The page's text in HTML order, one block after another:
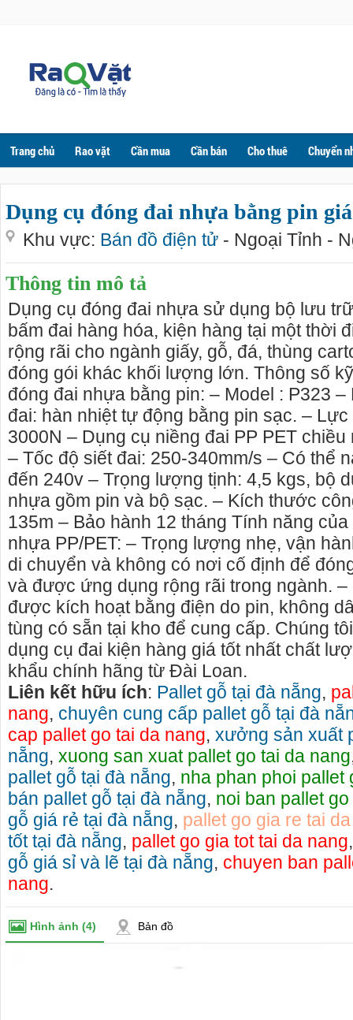
Trang chủ Rao vặt Cần mua Cần bán Cho thuê Chuyển
Dụng cụ đóng đai nhựa bằng pin
Khu vực: Bán đồ điện tử - Ngoại Tỉnh -
Thông tin mô tả
Dụng cụ đóng đai nhựa sử dụng bộ lưu
bấm đai hàng hóa, kiện hàng tại một thời
rộng rãi cho ngành giấy, gỗ, đá, thùng
đóng gói khác khối lượng lớn. Thông số
đóng đai nhựa bằng pin: – Model : P323
đai: hàn nhiệt tự động bằng pin sạc. –
3000N – Dụng cụ niềng đai PP PET
– Tốc độ siết đai: 250-340mm/s – Có thể
đến 240v – Trọng lượng tịnh: 4,5 kgs, bộ
nhựa gồm pin và bộ sạc. – Kích thước
135m – Bảo hành 12 tháng Tính năng
nhựa PP/PET: – Trọng lượng nhẹ, vận
di chuyển và không có nơi cố định để
và được ứng dụng rộng rãi trong ngành. –
được kích hoạt bằng điện do pin, không
tùng có sẵn tại kho để cung cấp. Chúng
dụng cụ đai kiện hàng giá tốt nhất chất
khẩu chính hãng từ Đài Loan.
Liên kết hữu ích: Pallet gỗ tại đà nẵng,
nang, chuyên cung cấp pallet gỗ tại đà
cap pallet go tai da nang, xưởng sản xuất
nẵng, xuong san xuat pallet go tai da nang
pallet gỗ tại đà nẵng, nha phan phoi pallet
bán pallet gỗ tại đà nẵng, noi ban pallet
gỗ giá rẻ tại đà nẵng, pallet go gia re tai
tốt tại đà nẵng, pallet go gia tot tai da nang
gỗ giá sỉ và lẽ tại đà nẵng, chuyen ban
nang.
Hình ảnh (4) Bản đồ
cho thue xe
phú yên
0387560028
Cho thuê nhà nguyên căn Phú Yên, chuyên cho
thuê nhà nguyên căn tại Phú Yên
Chúng tôi hiên đang cho thuê nhà nguyên căn
tại Tuy Hòa - Phú Yên.